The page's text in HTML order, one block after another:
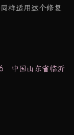
样适用这个修复
中国山东省临沂